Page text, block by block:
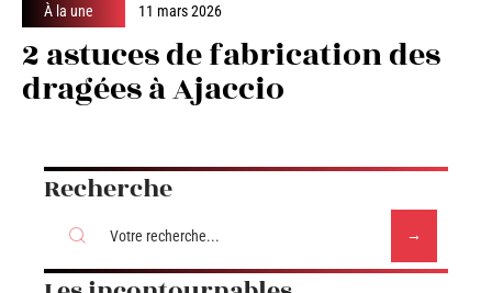
À la une 11 mars 2026
2 astuces de fabrication des
dragées à Ajaccio
Recherche